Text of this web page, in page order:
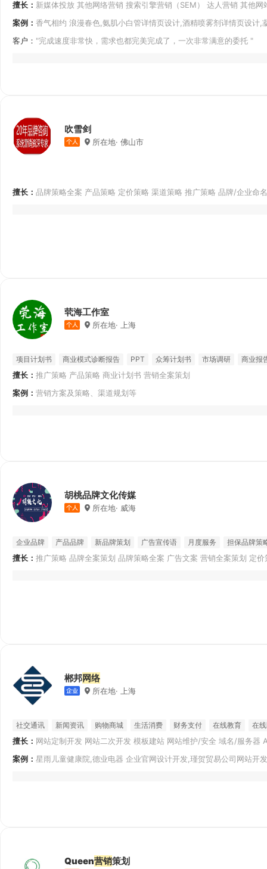
PC端 移动+PC端
擅长： 新媒体投放 其他网络营销 搜索引擎营销（SEM） 达人营销 其他
案例： 香气相约 浪漫春色,氨肌小白管详情页设计,酒精喷雾剂详情页设计
客户： "完成速度非常快，需求也都完美完成了，一次非常满意的委托
吹雪剑
所在地· 佛山市
擅长： 品牌策略全案 产品策略 定价策略 渠道策略 推广策略 品牌/企业命
茕海工作室
所在地· 上海
项目计划书 商业模式诊断报告 PPT 众筹计划书 市场调研
商业报
消费者心理分析
招商计划书 创业计划书
擅长： 推广策略 产品策略 商业计划书 营销全案策划
案例： 营销方案及策略、渠道规划等
胡桃品牌文化传媒
所在地· 威海
企业品牌 产品品牌 新品牌策划 广告宣传语 月度服务
担保品牌策
电商推广
政府宣传
擅长： 推广策略 品牌全案策划 品牌策略全案 广告文案 营销全案策划 定
郴邦网络
所在地· 上海
社交通讯 新闻资讯 购物商城 生活消费 财务支付 在线教育
在
Android
擅长： 网站定制开发 网站二次开发 模板建站 网站维护/安全 域名/服务器
案例： 星雨儿童健康院,德业电器 企业官网设计开发,瑾贺贸易公司网站开
Queen营销策划